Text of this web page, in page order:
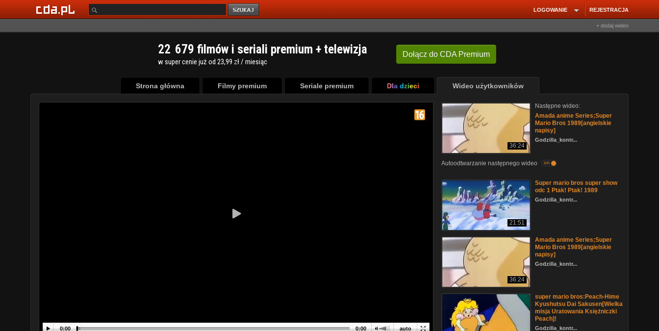
REJESTRACJA
LOGOWANIE
+ dodaj wideo
Dołącz do CDA Premium
22 679 filmów i seriali premium + telewizja
w super cenie już od 23,99 zł / miesiąc
Strona główna Filmy premium Seriale premium Dla dzieci Wideo użytkowników
auto
0:00 0:00
36:24
Następne wideo:
Amada anime Series;Super
Mario Bros 1989[angielskie
napisy]
Godzilla_kontr...
Autoodtwarzanie następnego wideo on
21:51
Super mario bros super show
odc 1 Ptak! Ptak! 1989
Godzilla_kontr...
36:24
Amada anime Series;Super
Mario Bros 1989[angielskie
napisy]
Godzilla_kontr...
super mario bros:Peach-Hime
Kyushutsu Dai Sakusen[Wielka
misja Uratowania Księżniczki
Peach]!
Godzilla_kontr...